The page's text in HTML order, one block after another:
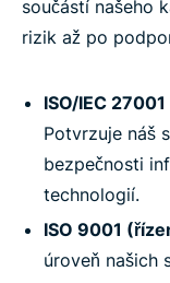
součástí našeho
rizik až po
ISO/IEC
Potvrzuje náš
bezpečnosti
technologií.
ISO 9001
úroveň našich